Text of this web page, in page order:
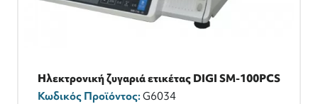
Ηλεκτρονική ζυγαριά ετικέτας DIGI SM-100PCS
Κωδικός Προϊόντος:G6034